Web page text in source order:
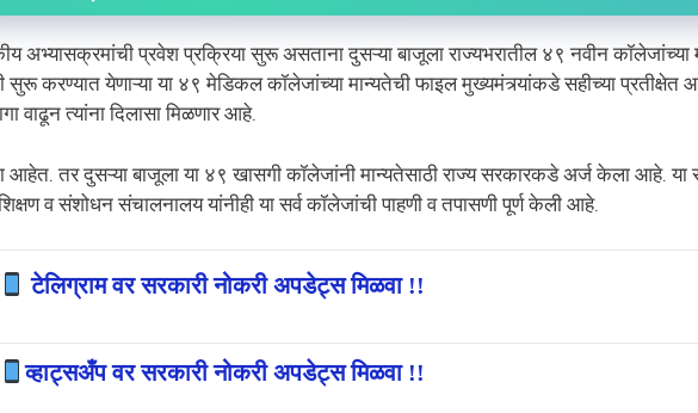
अभ्यासक्रमांची प्रवेश प्रक्रिया सुरू असताना दुसऱ्या बाजूला राज्यभरातील ४९ नवीन कॉलेजांच्या
सुरू करण्यात येणाऱ्या या ४९ मेडिकल कॉलेजांच्या मान्यतेची फाइल मुख्यमंत्र्यांकडे सहीच्या प्रतीक्षेत
वाढून त्यांना दिलासा मिळणार आहे.
तर दुसऱ्या बाजूला या ४९ खासगी कॉलेजांनी मान्यतेसाठी राज्य सरकारकडे अर्ज केला आहे. या
शिक्षण व संशोधन संचालनालय यांनीही या सर्व कॉलेजांची पाहणी व तपासणी पूर्ण केली आहे.
टेलिग्राम वर सरकारी नोकरी अपडेट्स मिळवा !!
व्हाट्सअँप वर सरकारी नोकरी अपडेट्स मिळवा !!